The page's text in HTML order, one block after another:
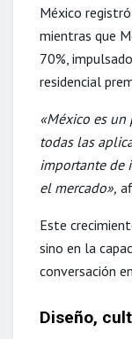
México
mientras que
70%,
residencial
«México es
todas las
importante de
el mercado»,
Este
sino en la
conversación
Diseño,